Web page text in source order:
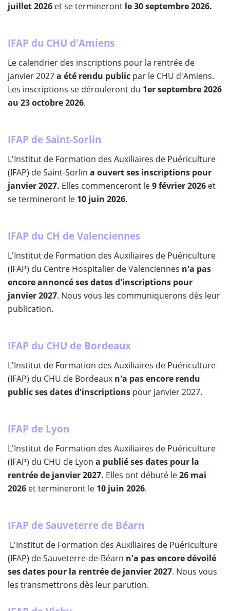
juillet 2026 et se termineront le 30 septembre 2026.
IFAP du CHU d'Amiens
Le calendrier des inscriptions pour la rentrée de
janvier 2027a été rendu public par le CHU d'Amiens.
Les inscriptions se dérouleront du 1er septembre 2026
au 23 octobre 2026.
IFAP de Saint-Sorlin
L'Institut de Formation des Auxiliaires de Puériculture
(IFAP) de Saint-Sorlin a ouvert ses inscriptions pour
janvier 2027. Elles commenceront le9 février 2026 et
se termineront le 10 juin 2026.
IFAP du CH de Valenciennes
L'Institut de Formation des Auxiliaires de Puériculture
(IFAP) du Centre Hospitalier de Valenciennes n'a pas
encore annoncé ses dates d'inscriptions pour
janvier 2027. Nous vous les communiquerons dès leur
publication.
IFAP du CHU de Bordeaux
L'Institut de Formation des Auxiliaires de Puériculture
(IFAP) du CHU de Bordeaux n'a pas encore rendu
public ses dates d'inscriptions pour janvier 2027.
IFAP de Lyon
L'Institut de Formation des Auxiliaires de Puériculture
(IFAP) du CHU de Lyon a publié ses dates pour la
rentrée de janvier 2027. Elles ont débuté le26 mai
2026 et termineront le 10 juin 2026.
IFAP de Sauveterre de Béarn
L'Institut de Formation des Auxiliaires de Puériculture
(IFAP) de Sauveterre-de-Béarn n'a pas encore dévoilé
ses dates pour la rentrée de janvier 2027. Nous vous
les transmettrons dès leur parution.